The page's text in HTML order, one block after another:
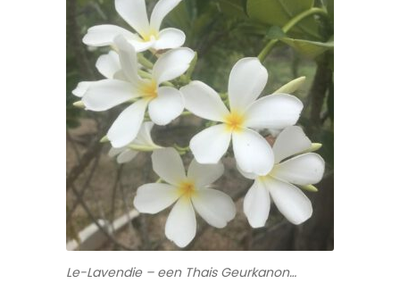
Le-Lavendie – een Thais Geurkanon…